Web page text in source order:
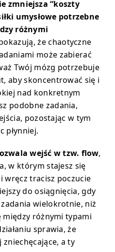
zmniejsza “koszty
umysłowe potrzebne
różnymi
że chaotyczne
może zabierać
Twój mózg potrzebuje
aby skoncentrować się i
nad konkretnym
podobne zadania,
pozostając w tym
płynniej.
wejść w tzw. flow,
w którym stajesz się
wręcz tracisz poczucie
do osiągnięcia, gdy
wielokrotnie, niż
między różnymi typami
sprawia, że
a ty